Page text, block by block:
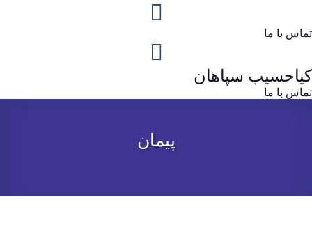
تماس با ما
کیاحسیب سپاهان
تماس با ما
پیمان